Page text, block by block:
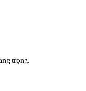
trọng.